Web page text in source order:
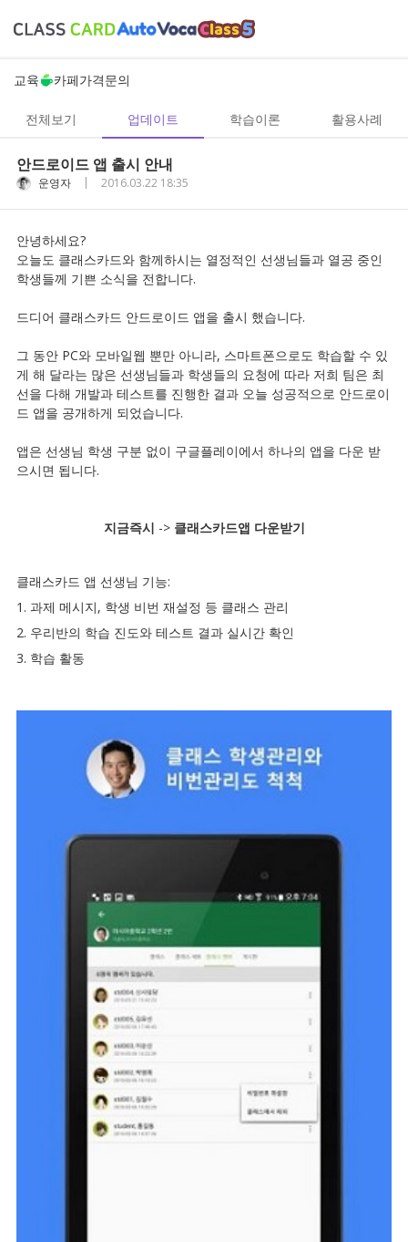
교육 카페가격문의
전체보기 업데이트 학습이론 활용사례
안드로이드 앱 출시 안내
운영자 | 2016.03.22 18:35
안녕하세요?
오늘도 클래스카드와 함께하시는 열정적인 선생님들과 열공 중인
학생들께 기쁜 소식을 전합니다.
드디어 클래스카드 안드로이드 앱을 출시 했습니다.
그 동안 PC와 모바일웹 뿐만 아니라, 스마트폰으로도 학습할 수 있
게 해 달라는 많은 선생님들과 학생들의 요청에 따라 저희 팀은 최
선을 다해 개발과 테스트를 진행한 결과 오늘 성공적으로 안드로이
드 앱을 공개하게 되었습니다.
앱은 선생님 학생 구분 없이 구글플레이에서 하나의 앱을 다운 받
으시면 됩니다.
지금즉시 -> 클래스카드앱 다운받기
클래스카드 앱 선생님 기능:
1. 과제 메시지, 학생 비번 재설정 등 클래스 관리
2. 우리반의 학습 진도와 테스트 결과 실시간 확인
3. 학습 활동